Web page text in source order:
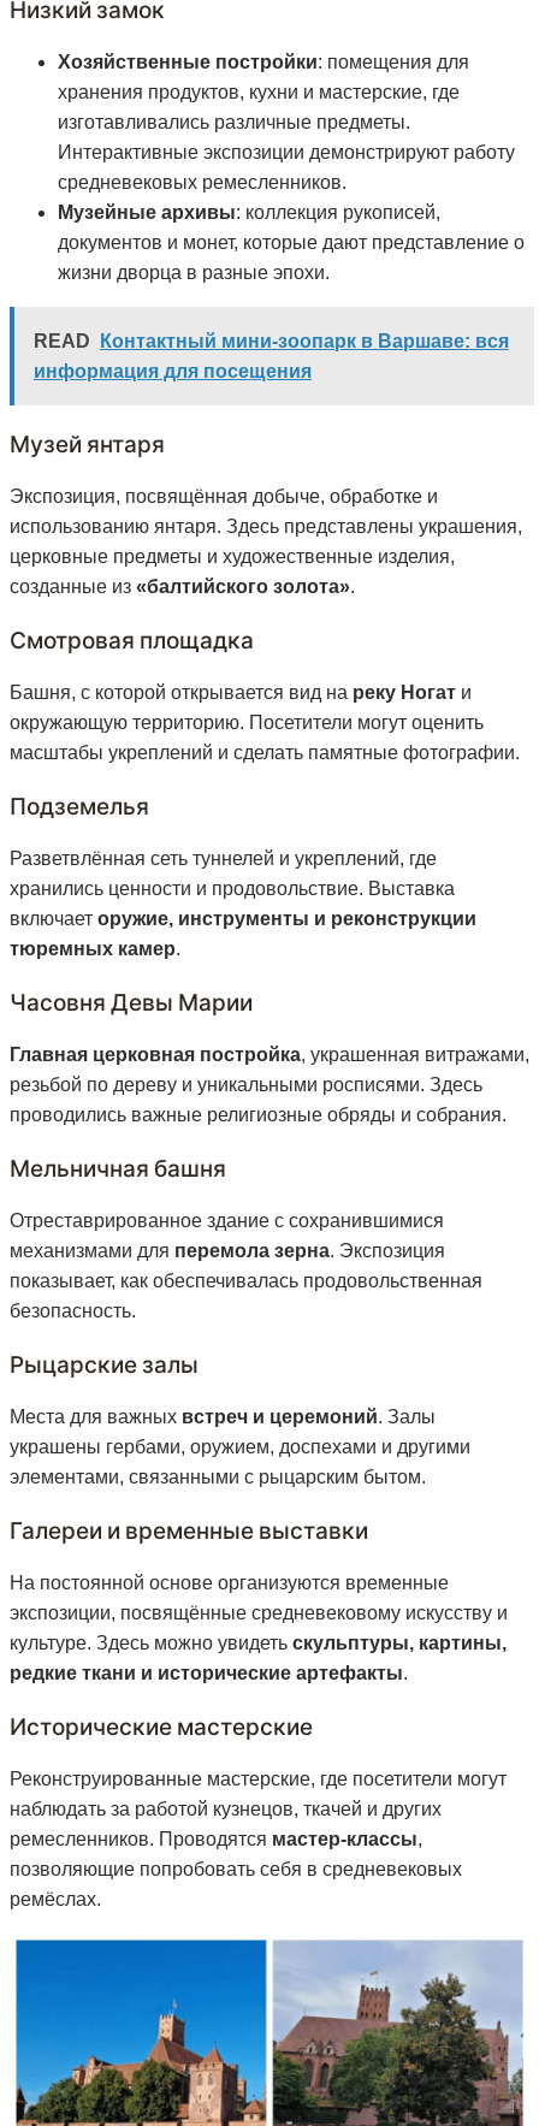
Низкий замок
Хозяйственные постройки: помещения для
хранения продуктов, кухни и мастерские, где
изготавливались различные предметы.
Интерактивные экспозиции демонстрируют работу
средневековых ремесленников.
Музейные архивы: коллекция рукописей,
документов и монет, которые дают представление о
жизни дворца в разные эпохи.
READ
Контактный мини-зоопарк в Варшаве: вся
информация для посещения
Музей янтаря
Экспозиция, посвящённая добыче, обработке и
использованию янтаря. Здесь представлены украшения,
церковные предметы и художественные изделия,
созданные из «балтийского золота».
Смотровая площадка
Башня, с которой открывается вид на реку Ногат и
окружающую территорию. Посетители могут оценить
масштабы укреплений и сделать памятные фотографии.
Подземелья
Разветвлённая сеть туннелей и укреплений, где
хранились ценности и продовольствие. Выставка
включает оружие, инструменты и реконструкции
тюремных камер.
Часовня Девы Марии
Главная церковная постройка, украшенная витражами,
резьбой по дереву и уникальными росписями. Здесь
проводились важные религиозные обряды и собрания.
Мельничная башня
Отреставрированное здание с сохранившимися
механизмами для перемола зерна. Экспозиция
показывает, как обеспечивалась продовольственная
безопасность.
Рыцарские залы
Места для важных встреч и церемоний. Залы
украшены гербами, оружием, доспехами и другими
элементами, связанными с рыцарским бытом.
Галереи и временные выставки
На постоянной основе организуются временные
экспозиции, посвящённые средневековому искусству и
культуре. Здесь можно увидеть скульптуры, картины,
редкие ткани и исторические артефакты.
Исторические мастерские
Реконструированные мастерские, где посетители могут
наблюдать за работой кузнецов, ткачей и других
ремесленников. Проводятся мастер-классы,
позволяющие попробовать себя в средневековых
ремёслах.